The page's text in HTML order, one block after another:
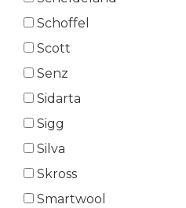
Schoffel
Scott
Senz
Sidarta
Sigg
Silva
Skross
Smartwool